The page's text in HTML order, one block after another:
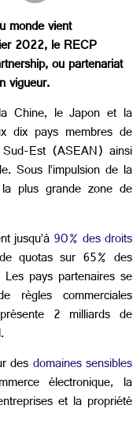
monde vient
2022, le RECP
ou partenariat
vigueur.
Chine, le Japon et la
dix pays membres de
Sud-Est (ASEAN) ainsi
Sous l’impulsion de la
plus grande zone de
jusqu’à90% des droits
quotas sur 65% des
pays partenaires se
règles commerciales
2 milliards de
desdomaines sensibles
électronique, la
et la propriété